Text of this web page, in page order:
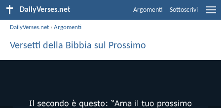
DailyVerses.net Argomenti Sottoscrivi
DailyVerses.net ›Argomenti
Versetti della Bibbia sul Prossimo